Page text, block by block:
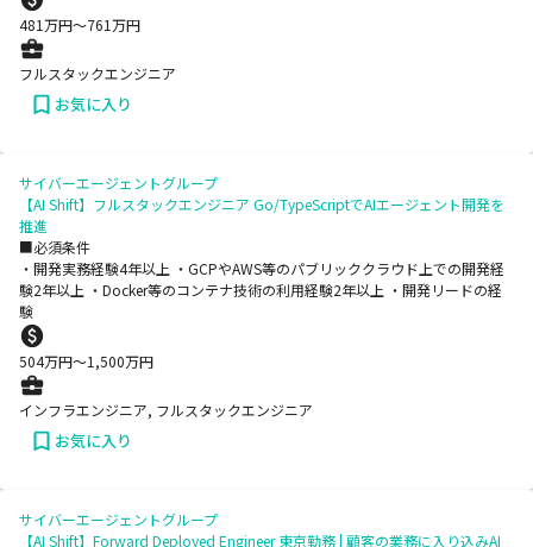
481万円〜761万円
フルスタックエンジニア
お気に入り
サイバーエージェントグループ
【AI Shift】フルスタックエンジニア Go/TypeScriptでAIエージェント開発を
推進
■必須条件
・開発実務経験4年以上 ・GCPやAWS等のパブリッククラウド上での開発経
験2年以上 ・Docker等のコンテナ技術の利用経験2年以上 ・開発リードの経
験
504万円〜1,500万円
インフラエンジニア, フルスタックエンジニア
お気に入り
サイバーエージェントグループ
【AI Shift】Forward Deployed Engineer 東京勤務 | 顧客の業務に入り込みAI